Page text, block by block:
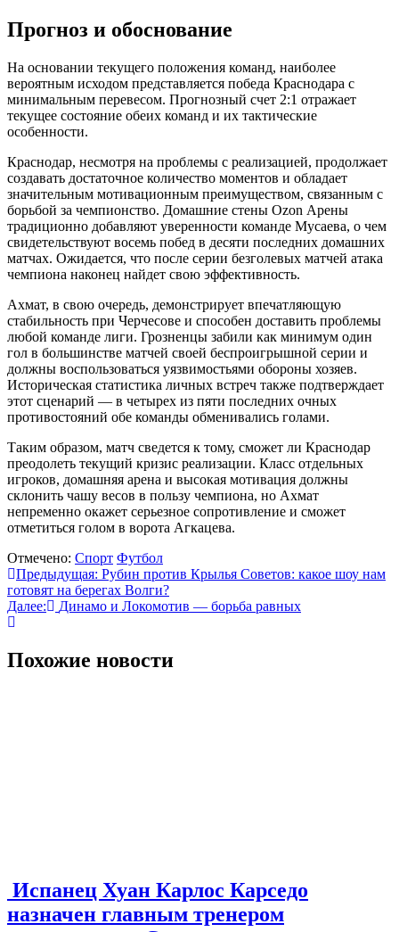
Прогноз и обоснование
На основании текущего положения команд, наиболее
вероятным исходом представляется победа Краснодара с
минимальным перевесом. Прогнозный счет 2:1 отражает
текущее состояние обеих команд и их тактические
особенности.
Краснодар, несмотря на проблемы с реализацией, продолжает
создавать достаточное количество моментов и обладает
значительным мотивационным преимуществом, связанным с
борьбой за чемпионство. Домашние стены Ozon Арены
традиционно добавляют уверенности команде Мусаева, о чем
свидетельствуют восемь побед в десяти последних домашних
матчах. Ожидается, что после серии безголевых матчей атака
чемпиона наконец найдет свою эффективность.
Ахмат, в свою очередь, демонстрирует впечатляющую
стабильность при Черчесове и способен доставить проблемы
любой команде лиги. Грозненцы забили как минимум один
гол в большинстве матчей своей беспроигрышной серии и
должны воспользоваться уязвимостьями обороны хозяев.
Историческая статистика личных встреч также подтверждает
этот сценарий — в четырех из пяти последних очных
противостояний обе команды обменивались голами.
Таким образом, матч сведется к тому, сможет ли Краснодар
преодолеть текущий кризис реализации. Класс отдельных
игроков, домашняя арена и высокая мотивация должны
склонить чашу весов в пользу чемпиона, но Ахмат
непременно окажет серьезное сопротивление и сможет
отметиться голом в ворота Агкацева.
Отмечено: Спорт Футбол
Навигация
по
записям
Предыдущая: Рубин против Крылья Советов: какое шоу нам
готовят на берегах Волги?
Далее:
Динамо и Локомотив — борьба равных
Похожие новости
Испанец Хуан Карлос Карседо
назначен главным тренером